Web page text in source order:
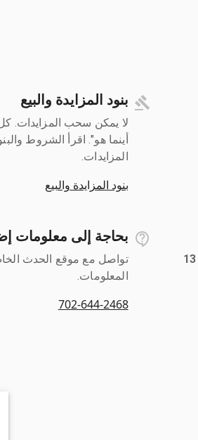
بنود المزايدة والبيع
لا يمكن سحب المزايدات.
أينما هو". اقرأ الشروط
المزايدات.
بنود المزايدة والبيع
السبت، 13
بحاجة إلى معلومات
تواصل مع موقع الحدث
المعلومات.
702-644-2468